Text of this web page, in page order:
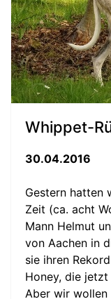
Whippet-
30.04.2016
Gestern hatten
Zeit (ca. acht
Mann Helmut
von Aachen in
sie ihren
Honey, die
Aber wir wollen